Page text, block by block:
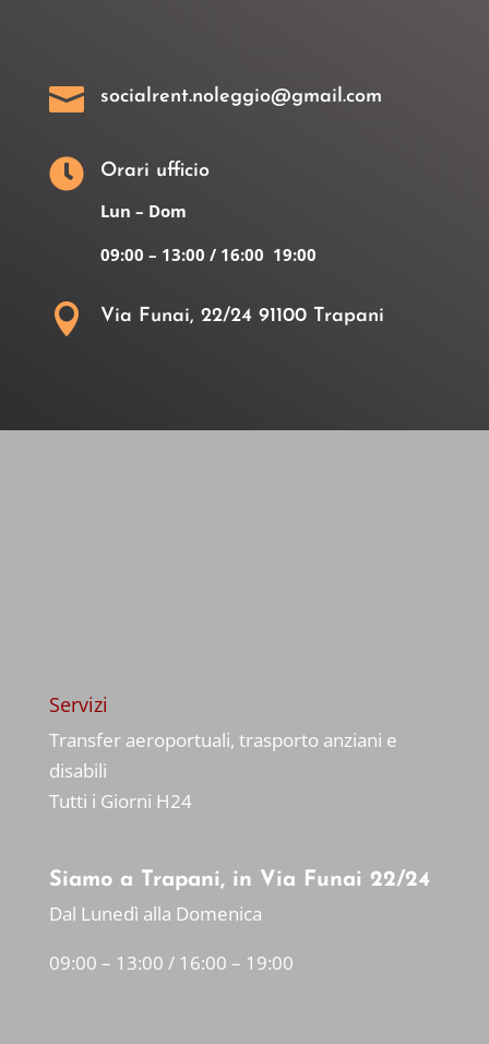
 socialrent.noleggio@gmail.com
 Orari ufficio
Lun – Dom
09:00 – 13:00 / 16:00 19:00
 Via Funai, 22/24 91100 Trapani
Servizi
Transfer aeroportuali, trasporto anziani e
disabili
Tutti i Giorni H24
Siamo a Trapani, in Via Funai 22/24
Dal Lunedì alla Domenica
09:00 – 13:00 / 16:00 – 19:00